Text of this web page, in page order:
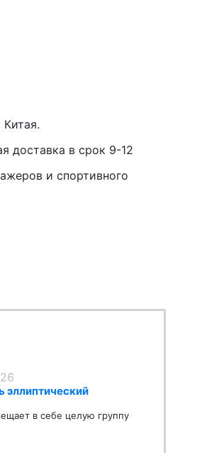
доставка в срок 9-12
и спортивного
эллиптический
в себе целую группу